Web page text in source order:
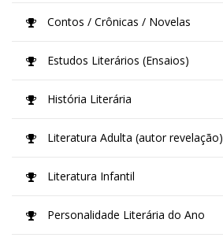
Contos / Crônicas / Novelas
Estudos Literários (Ensaios)
História Literária
Literatura Adulta (autor revelação)
Literatura Infantil
Personalidade Literária do Ano